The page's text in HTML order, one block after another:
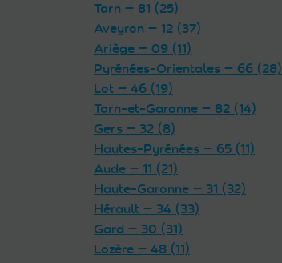
Tarn — 81 (25)
Aveyron — 12 (37)
Ariège — 09 (11)
Pyrénées-Orientales — 66 (28)
Lot — 46 (19)
Tarn-et-Garonne — 82 (14)
Gers — 32 (8)
Hautes-Pyrénées — 65 (11)
Aude — 11 (21)
Haute-Garonne — 31 (32)
Hérault — 34 (33)
Gard — 30 (31)
Lozère — 48 (11)